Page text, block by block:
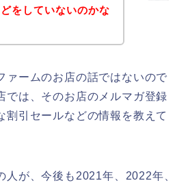
をしていないのかな
ァームのお店の話ではないので
では、そのお店のメルマガ登録
割引セールなどの情報を教えて
人が、今後も2021年、2022年、